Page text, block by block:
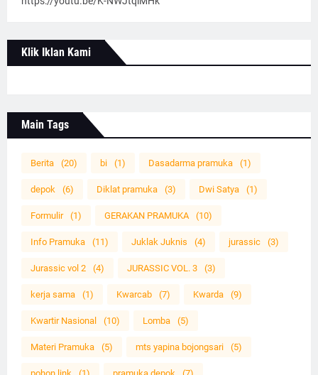
Klik Iklan Kami
Main Tags
Berita (20) bi (1) Dasadarma pramuka (1)
depok (6) Diklat pramuka (3) Dwi Satya (1)
Formulir (1) GERAKAN PRAMUKA (10)
Info Pramuka (11) Juklak Juknis (4) jurassic (3)
Jurassic vol 2 (4) JURASSIC VOL. 3 (3)
kerja sama (1) Kwarcab (7) Kwarda (9)
Kwartir Nasional (10) Lomba (5)
Materi Pramuka (5) mts yapina bojongsari (5)